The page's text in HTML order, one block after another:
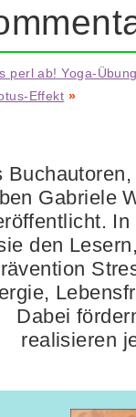
perl ab! Yoga-Übung
Effekt »
Gabriele
den
Dabei
realisieren